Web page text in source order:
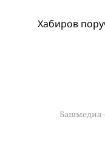
Хабиров
Башмедиа -